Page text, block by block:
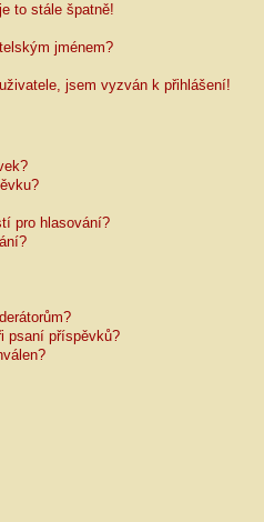
to stále špatně!
jménem?
jsem vyzván k přihlášení!
pro hlasování?
psaní příspěvků?